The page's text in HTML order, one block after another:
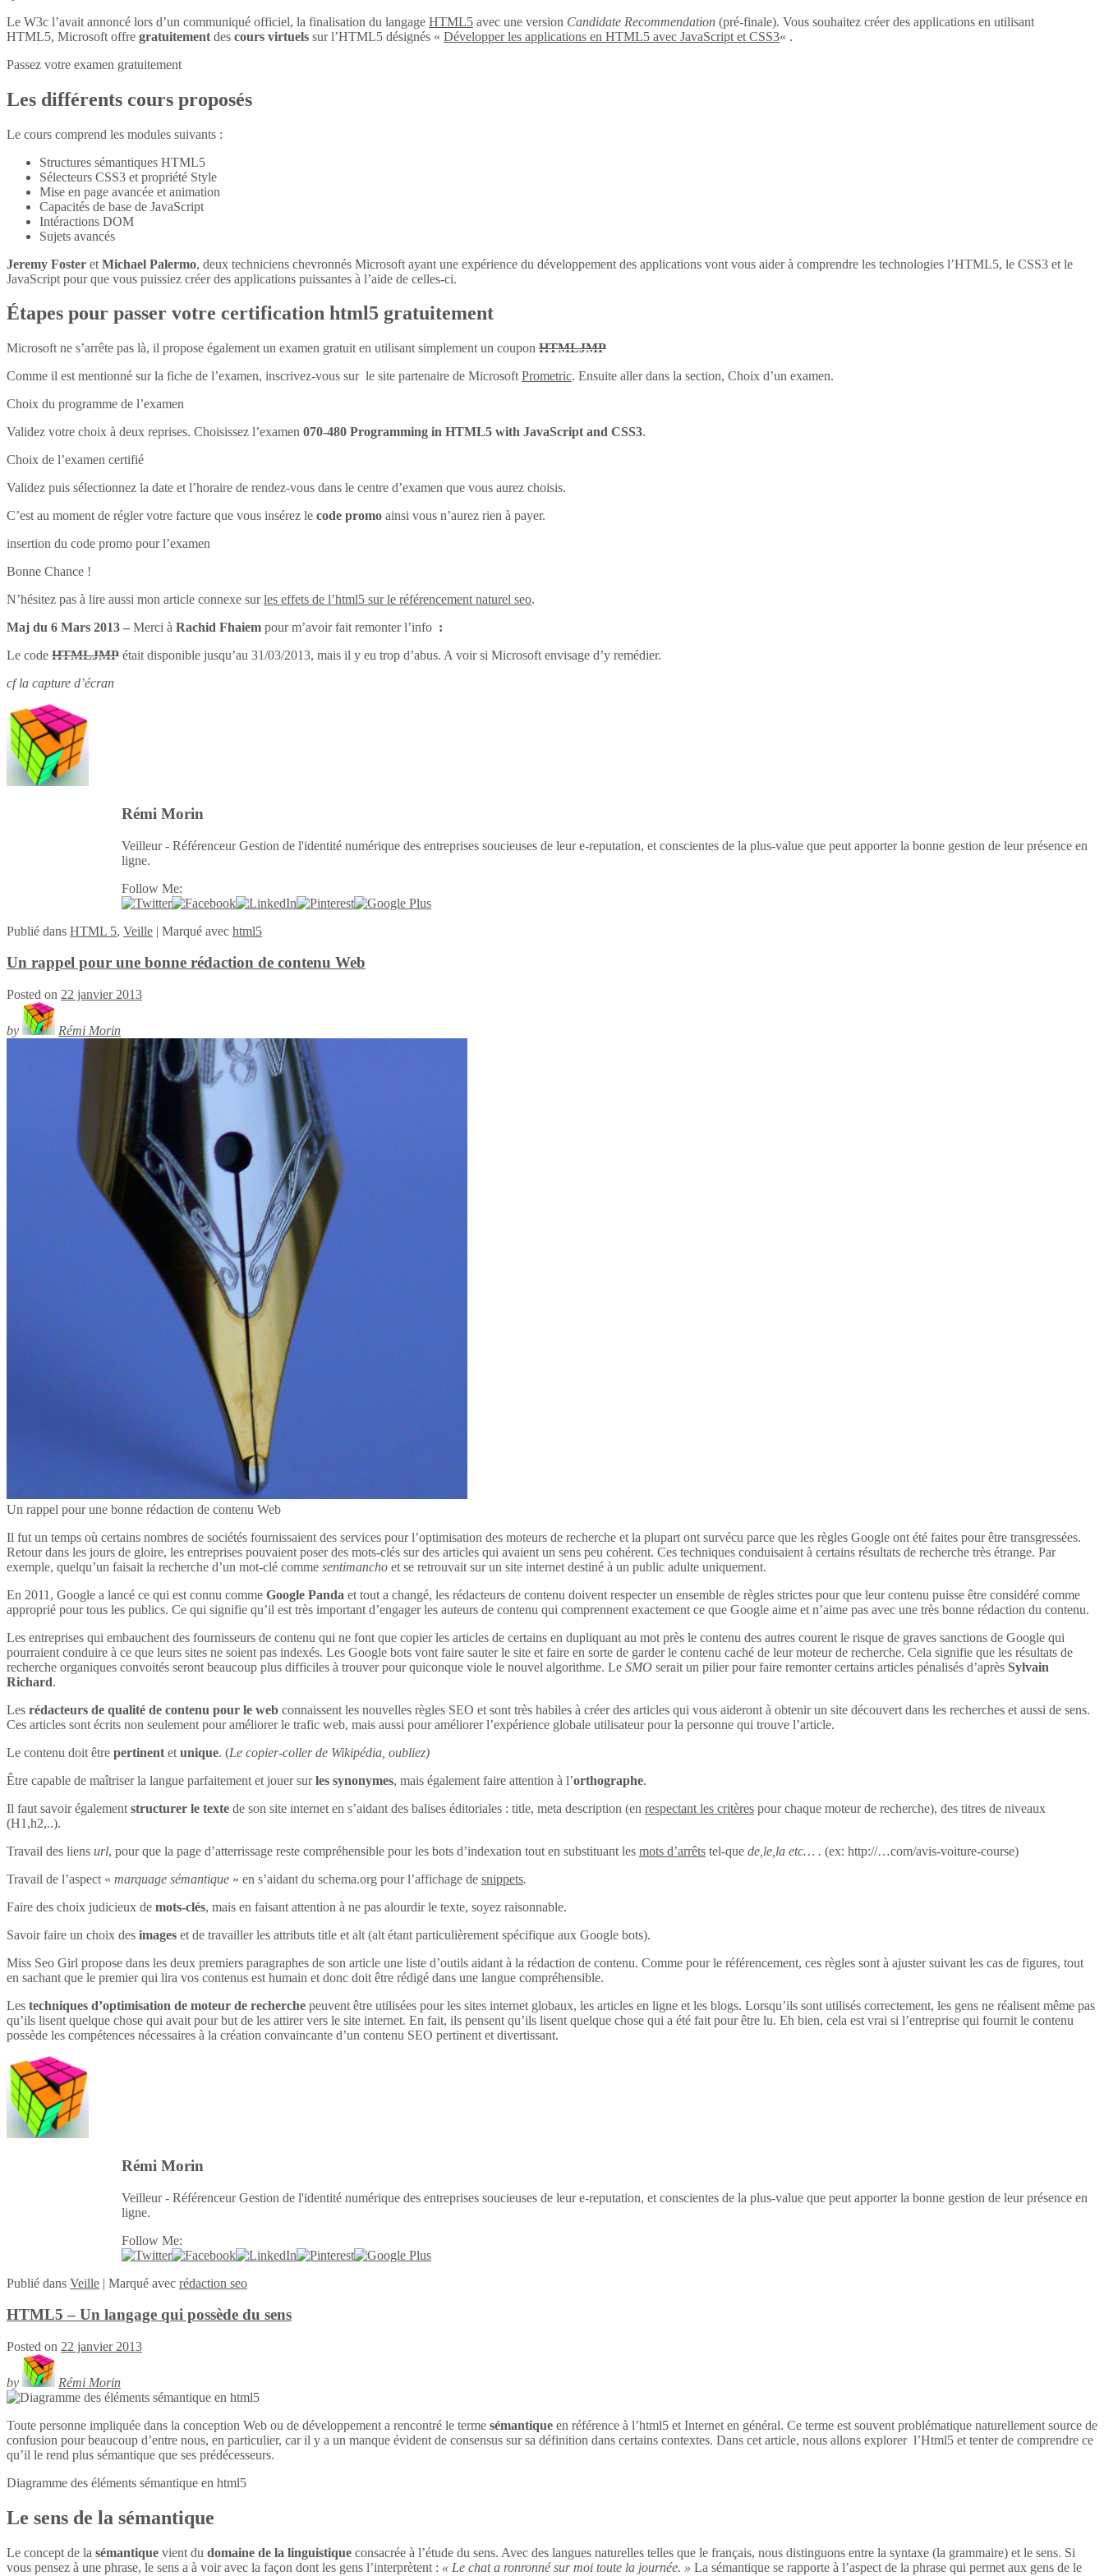
Le W3c l’avait annoncé lors d’un communiqué officiel, la finalisation du langage HTML5 avec une version Candidate Recommendation (pré-finale). Vous souhaitez créer des applications en utilisant
HTML5, Microsoft offre gratuitement des cours virtuels sur l’HTML5 désignés « Développer les applications en HTML5 avec JavaScript et CSS3« .
Passez votre examen gratuitement
Les différents cours proposés
Le cours comprend les modules suivants :
Structures sémantiques HTML5
Sélecteurs CSS3 et propriété Style
Mise en page avancée et animation
Capacités de base de JavaScript
Intéractions DOM
Sujets avancés
Jeremy Foster et Michael Palermo, deux techniciens chevronnés Microsoft ayant une expérience du développement des applications vont vous aider à comprendre les technologies l’HTML5, le CSS3 et le
JavaScript pour que vous puissiez créer des applications puissantes à l’aide de celles-ci.
Étapes pour passer votre certification html5 gratuitement
Microsoft ne s’arrête pas là, il propose également un examen gratuit en utilisant simplement un coupon HTMLJMP
Comme il est mentionné sur la fiche de l’examen, inscrivez-vous sur le site partenaire de Microsoft Prometric. Ensuite aller dans la section, Choix d’un examen.
Choix du programme de l’examen
Validez votre choix à deux reprises. Choisissez l’examen 070-480 Programming in HTML5 with JavaScript and CSS3.
Choix de l’examen certifié
Validez puis sélectionnez la date et l’horaire de rendez-vous dans le centre d’examen que vous aurez choisis.
C’est au moment de régler votre facture que vous insérez le code promo ainsi vous n’aurez rien à payer.
insertion du code promo pour l’examen
Bonne Chance !
N’hésitez pas à lire aussi mon article connexe surles effets de l’html5 sur le référencement naturel seo.
Maj du 6 Mars 2013 – Merci à Rachid Fhaiem pour m’avoir fait remonter l’info :
Le code HTMLJMP était disponible jusqu’au 31/03/2013, mais il y eu trop d’abus. A voir si Microsoft envisage d’y remédier.
cf la capture d’écran
Rémi Morin
Veilleur - Référenceur Gestion de l'identité numérique des entreprises soucieuses de leur e-reputation, et conscientes de la plus-value que peut apporter la bonne gestion de leur présence en
ligne.
Follow Me:
Publié dans HTML 5, Veille | Marqué avec html5
Un rappel pour une bonne rédaction de contenu Web
Posted on 22 janvier 2013
by Rémi Morin
Un rappel pour une bonne rédaction de contenu Web
Il fut un temps où certains nombres de sociétés fournissaient des services pour l’optimisation des moteurs de recherche et la plupart ont survécu parce que les règles Google ont été faites pour être transgressées.
Retour dans les jours de gloire, les entreprises pouvaient poser des mots-clés sur des articles qui avaient un sens peu cohérent. Ces techniques conduisaient à certains résultats de recherche très étrange. Par
exemple, quelqu’un faisait la recherche d’un mot-clé comme sentimancho et se retrouvait sur un site internet destiné à un public adulte uniquement.
En 2011, Google a lancé ce qui est connu comme Google Panda et tout a changé, les rédacteurs de contenu doivent respecter un ensemble de règles strictes pour que leur contenu puisse être considéré comme
approprié pour tous les publics. Ce qui signifie qu’il est très important d’engager les auteurs de contenu qui comprennent exactement ce que Google aime et n’aime pas avec une très bonne rédaction du contenu.
Les entreprises qui embauchent des fournisseurs de contenu qui ne font que copier les articles de certains en dupliquant au mot près le contenu des autres courent le risque de graves sanctions de Google qui
pourraient conduire à ce que leurs sites ne soient pas indexés. Les Google bots vont faire sauter le site et faire en sorte de garder le contenu caché de leur moteur de recherche. Cela signifie que les résultats de
recherche organiques convoités seront beaucoup plus difficiles à trouver pour quiconque viole le nouvel algorithme. Le SMO serait un pilier pour faire remonter certains articles pénalisés d’après Sylvain
Richard.
Les rédacteurs de qualité de contenu pour le web connaissent les nouvelles règles SEO et sont très habiles à créer des articles qui vous aideront à obtenir un site découvert dans les recherches et aussi de sens.
Ces articles sont écrits non seulement pour améliorer le trafic web, mais aussi pour améliorer l’expérience globale utilisateur pour la personne qui trouve l’article.
Le contenu doit être pertinent et unique. (Le copier-coller de Wikipédia, oubliez)
Être capable de maîtriser la langue parfaitement et jouer surles synonymes, mais également faire attention à l’orthographe.
Il faut savoir également structurer le texte de son site internet en s’aidant des balises éditoriales : title, meta description (en respectant les critères pour chaque moteur de recherche), des titres de niveaux
(H1,h2,..).
Travail des liens url, pour que la page d’atterrissage reste compréhensible pour les bots d’indexation tout en substituant les mots d’arrêts tel-que de,le,la etc… . (ex: http://…com/avis-voiture-course)
Travail de l’aspect « marquage sémantique » en s’aidant du schema.org pour l’affichage de snippets.
Faire des choix judicieux de mots-clés, mais en faisant attention à ne pas alourdir le texte, soyez raisonnable.
Savoir faire un choix des images et de travailler les attributs title et alt (alt étant particulièrement spécifique aux Google bots).
Miss Seo Girl propose dans les deux premiers paragraphes de son article une liste d’outils aidant à la rédaction de contenu. Comme pour le référencement, ces règles sont à ajuster suivant les cas de figures, tout
en sachant que le premier qui lira vos contenus est humain et donc doit être rédigé dans une langue compréhensible.
Les techniques d’optimisation de moteur de recherche peuvent être utilisées pour les sites internet globaux, les articles en ligne et les blogs. Lorsqu’ils sont utilisés correctement, les gens ne réalisent même pas
qu’ils lisent quelque chose qui avait pour but de les attirer vers le site internet. En fait, ils pensent qu’ils lisent quelque chose qui a été fait pour être lu. Eh bien, cela est vrai si l’entreprise qui fournit le contenu
possède les compétences nécessaires à la création convaincante d’un contenu SEO pertinent et divertissant.
Rémi Morin
Veilleur - Référenceur Gestion de l'identité numérique des entreprises soucieuses de leur e-reputation, et conscientes de la plus-value que peut apporter la bonne gestion de leur présence en
ligne.
Follow Me:
Publié dans Veille | Marqué avec rédaction seo
HTML5 – Un langage qui possède du sens
Posted on 22 janvier 2013
by Rémi Morin
Toute personne impliquée dans la conception Web ou de développement a rencontré le terme sémantique en référence à l’html5 et Internet en général. Ce terme est souvent problématique naturellement source de
confusion pour beaucoup d’entre nous, en particulier, car il y a un manque évident de consensus sur sa définition dans certains contextes. Dans cet article, nous allons explorer l’Html5 et tenter de comprendre ce
qu’il le rend plus sémantique que ses prédécesseurs.
Diagramme des éléments sémantique en html5
Le sens de la sémantique
Le concept de la sémantique vient du domaine de la linguistique consacrée à l’étude du sens. Avec des langues naturelles telles que le français, nous distinguons entre la syntaxe (la grammaire) et le sens. Si
vous pensez à une phrase, le sens a à voir avec la façon dont les gens l’interprètent : « Le chat a ronronné sur moi toute la journée. » La sémantique se rapporte à l’aspect de la phrase qui permet aux gens de le